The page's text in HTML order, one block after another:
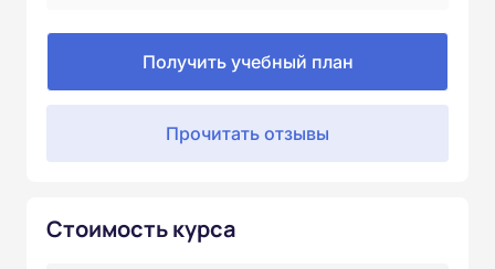
Получить учебный план
Прочитать отзывы
Стоимость курса